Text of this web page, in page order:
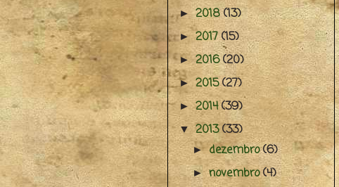
►2018(13)
►2017(15)
►2016(20)
► 2015(27)
►2014(39)
▼2013(33)
►dezembro(6)
►novembro(4)